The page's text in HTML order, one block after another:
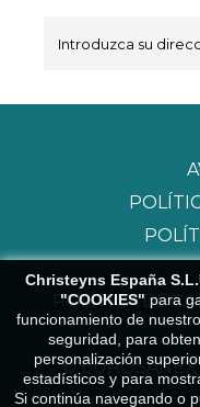
Christeyns España
"COOKIES" para
funcionamiento de
seguridad, para
personalización
estadísticos y para
Si continúa navegando o
POLÍTICA DE
©